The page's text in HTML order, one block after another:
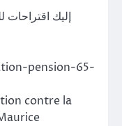
إليك اقتراحات
pension-65-
contre la